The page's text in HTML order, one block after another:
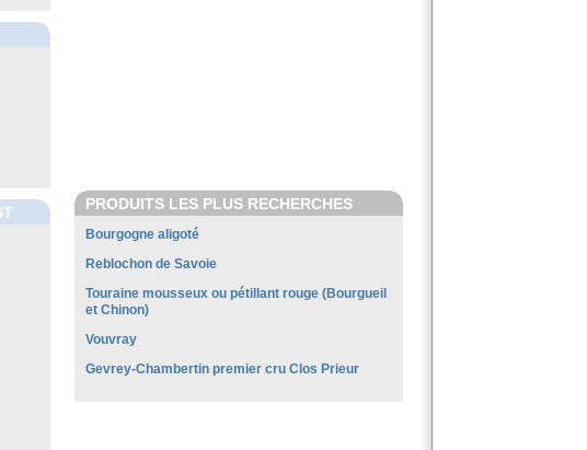
PRODUITS LES PLUS RECHERCHES
Bourgogne aligoté
Reblochon de Savoie
Touraine mousseux ou pétillant rouge (Bourgueil
et Chinon)
Vouvray
Gevrey-Chambertin premier cru Clos Prieur